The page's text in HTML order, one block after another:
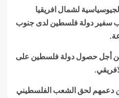
لشمال افريقيا
سفير دولة فلسطين لدى جنوب
أجل حصول دولة فلسطين على
عن دعمهم لحق الشعب الفلسطيني